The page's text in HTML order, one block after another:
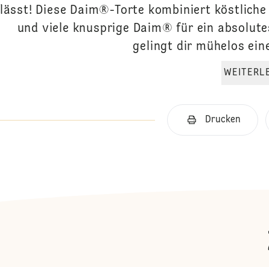
lässt! Diese Daim®-Torte kombiniert
und viele knusprige Daim® für ein
gelingt dir mühelos
Drucken